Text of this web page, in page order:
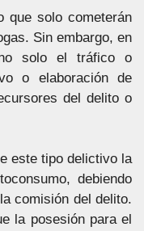
que solo cometerán
Sin embargo, en
solo el tráfico o
o elaboración de
del delito o
este tipo delictivo la
debiendo
comisión del delito.
la posesión para el